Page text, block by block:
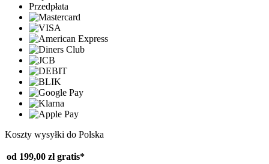
Przedpłata
Koszty wysyłki do Polska
od 199,00 zł gratis*